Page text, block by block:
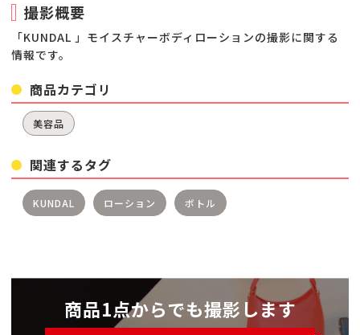
撮影概要
「KUNDAL 」モイスチャーボディローションの撮影に関する
情報です。
商品カテゴリ
美容品
関連するタグ
KUNDAL ローション ボトル
商品1点からでも撮影します